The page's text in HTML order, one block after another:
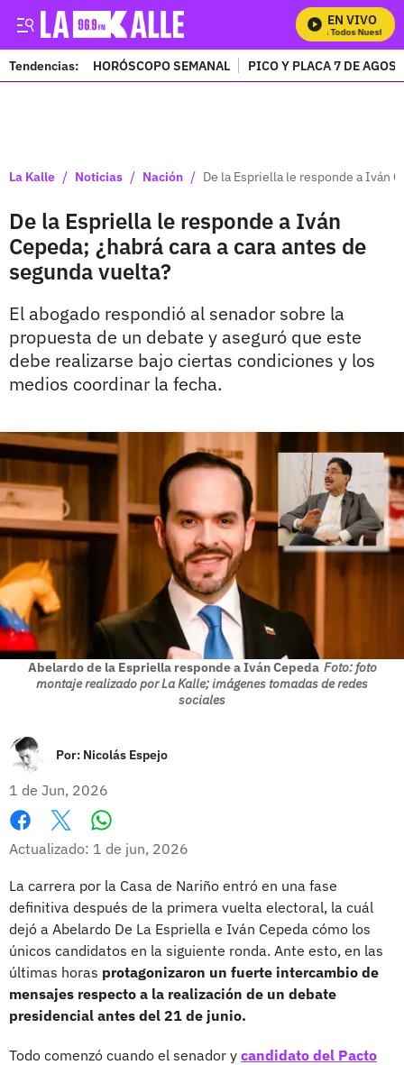
EN VIVO
Mira Todos Nuestros
Tendencias: HORÓSCOPO SEMANAL PICO Y PLACA 7 DE
La Kalle / Noticias / Nación / De la Espriella le responde a Iván
De la Espriella le responde a Iván
Cepeda; ¿habrá cara a cara antes de
segunda vuelta?
El abogado respondió al senador sobre la
propuesta de un debate y aseguró que este
debe realizarse bajo ciertas condiciones y los
medios coordinar la fecha.
Abelardo de la Espriella responde a Iván Cepeda Foto: foto
montaje realizado por La Kalle; imágenes tomadas de redes
sociales
Por: Nicolás Espejo
1 de Jun, 2026
Facebook
X
Actualizado: 1 de jun, 2026
La carrera por la Casa de Nariño entró en una fase
definitiva después de la primera vuelta electoral, la cuál
dejó a Abelardo De La Espriella e Iván Cepeda cómo los
únicos candidatos en la siguiente ronda. Ante esto, en las
últimas horas protagonizaron un fuerte intercambio de
mensajes respecto a la realización de un debate
presidencial antes del 21 de junio.
Todo comenzó cuando el senador y candidato del Pacto